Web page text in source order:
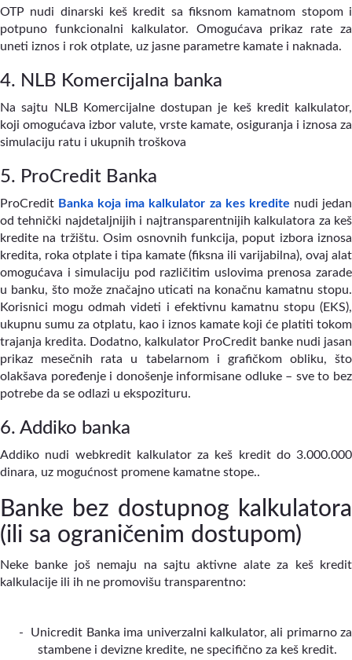
OTP nudi dinarski keš kredit sa fiksnom kamatnom stopom i
potpuno funkcionalni kalkulator. Omogućava prikaz rate za
uneti iznos i rok otplate, uz jasne parametre kamate i naknada.
4. NLB Komercijalna banka
Na sajtu NLB Komercijalne dostupan je keš kredit kalkulator,
koji omogućava izbor valute, vrste kamate, osiguranja i iznosa za
simulaciju ratu i ukupnih troškova
5. ProCredit Banka
ProCredit Banka koja ima kalkulator za kes kredite nudi jedan
od tehnički najdetaljnijih i najtransparentnijih kalkulatora za keš
kredite na tržištu. Osim osnovnih funkcija, poput izbora iznosa
kredita, roka otplate i tipa kamate (fiksna ili varijabilna), ovaj alat
omogućava i simulaciju pod različitim uslovima prenosa zarade
u banku, što može značajno uticati na konačnu kamatnu stopu.
Korisnici mogu odmah videti i efektivnu kamatnu stopu (EKS),
ukupnu sumu za otplatu, kao i iznos kamate koji će platiti tokom
trajanja kredita. Dodatno, kalkulator ProCredit banke nudi jasan
prikaz mesečnih rata u tabelarnom i grafičkom obliku, što
olakšava poređenje i donošenje informisane odluke – sve to bez
potrebe da se odlazi u ekspozituru.
6. Addiko banka
Addiko nudi webkredit kalkulator za keš kredit do 3.000.000
dinara, uz mogućnost promene kamatne stope..
Banke bez dostupnog kalkulatora
(ili sa ograničenim dostupom)
Neke banke još nemaju na sajtu aktivne alate za keš kredit
kalkulacije ili ih ne promovišu transparentno:
-
Unicredit Banka ima univerzalni kalkulator, ali primarno za
stambene i devizne kredite, ne specifično za keš kredit.